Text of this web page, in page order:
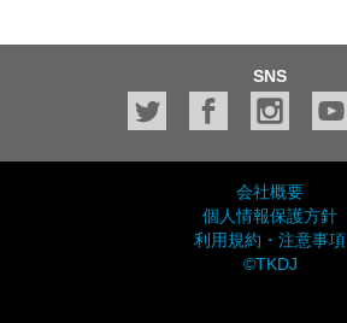
SNS
会社概要
個人情報保護方針
利用規約・注意事項
©TKDJ